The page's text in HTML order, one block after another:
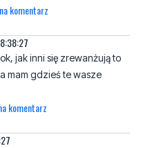
komentarz
jak inni się zrewanżują to
mam gdzieś te wasze
komentarz